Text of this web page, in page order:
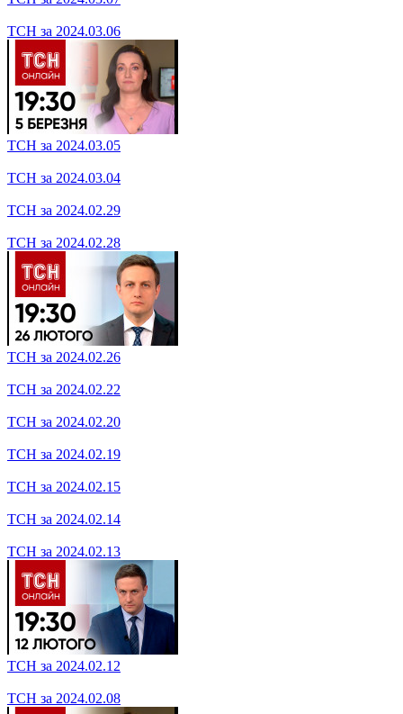
ТСН за 2024.03.18
ТСН за 2024.03.14
ТСН за 2024.03.12
ТСН за 2024.03.11
ТСН за 2024.03.05
ТСН за 2024.03.04
ТСН за 2024.02.29